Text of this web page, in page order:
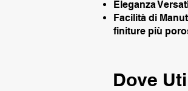
Eleganza
Facilità di
finiture più
Dove